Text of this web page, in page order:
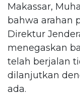
Makassar,
bahwa arahan
Direktur
menegaskan
telah berjalan
dilanjutkan
ada.